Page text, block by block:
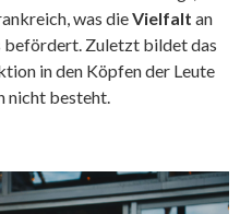
was dieVielfalt an
befördert. Zuletzt bildet das
in den Köpfen der Leute
nicht besteht.